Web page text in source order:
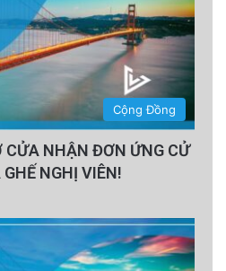
Cộng Đồng
CỬA NHẬN ĐƠN ỨNG CỬ
NGHỊ VIÊN!